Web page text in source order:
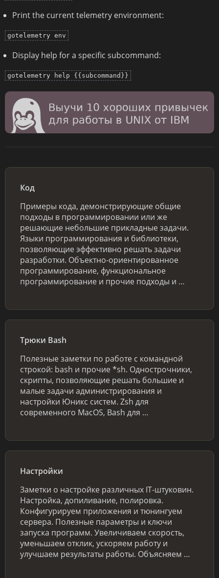
Print the current telemetry environment:
gotelemetry env
Display help for a specific subcommand:
gotelemetry help {{subcommand}}
Код
Примеры кода, демонстрирующие общие
подходы в программировании или же
решающие небольшие прикладные задачи.
Языки программирования и библиотеки,
позволяющие эффективно решать задачи
разработки. Объектно-ориентированное
программирование, функциональное
программирование и прочие подходы и …
Трюки Bash
Полезные заметки по работе с командной
строкой: bash и прочие *sh. Однострочники,
скрипты, позволяющие решать большие и
малые задачи администрирования и
настройки Юникс систем. Zsh для
современного MacOS, Bash для …
Настройки
Заметки о настройке различных IT-штуковин.
Настройка, допиливание, полировка.
Конфигурируем приложения и тюнингуем
сервера. Полезные параметры и ключи
запуска программ. Увеличиваем скорость,
уменьшаем отклик, ускоряем работу и
улучшаем результаты работы. Объясняем …